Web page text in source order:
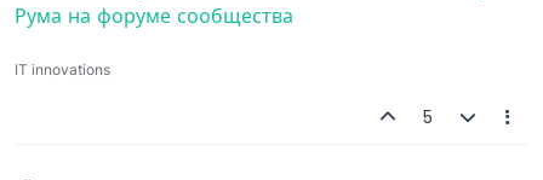
Рума на форуме сообщества
IT innovations
5